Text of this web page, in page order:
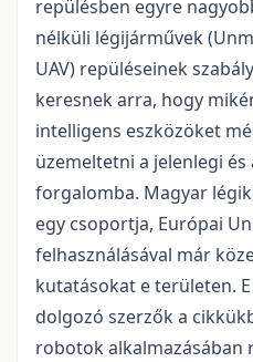
repülésben egyre
nélküli légijárművek
UAV) repüléseinek
keresnek arra, hogy
intelligens eszközöket
üzemeltetni a jelenlegi és
forgalomba. Magyar
egy csoportja, Európai
felhasználásával már
kutatásokat e területen.
dolgozó szerzők a
robotok alkalmazásában